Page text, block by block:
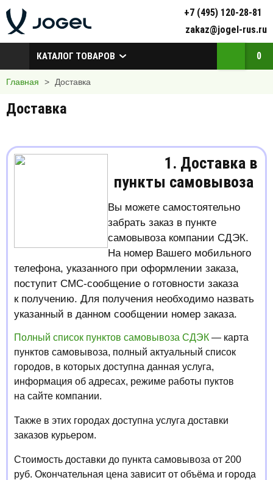
+7 (495) 120-28-81
zakaz@jogel-rus.ru
КАТАЛОГ ТОВАРОВ 0
Главная > Доставка
Доставка
1. Доставка в
пункты самовывоза
Вы можете самостоятельно
забрать заказ в пункте
самовывоза компании СДЭК.
На номер Вашего мобильного
телефона, указанного при оформлении заказа,
поступит СМС-сообщение о готовности заказа
к получению. Для получения необходимо назвать
указанный в данном сообщении номер заказа.
Полный список пунктов самовывоза СДЭК — карта
пунктов самовывоза, полный актуальный список
городов, в которых доступна данная услуга,
информация об адресах, режиме работы пуктов
на сайте компании.
Также в этих городах доступна услуга доставки
заказов курьером.
Стоимость доставки до пункта самовывоза от 200
руб. Окончательная цена зависит от объёма и города